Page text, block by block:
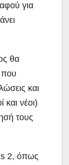
για
θα
και
και νέοι)
τους
2, όπως